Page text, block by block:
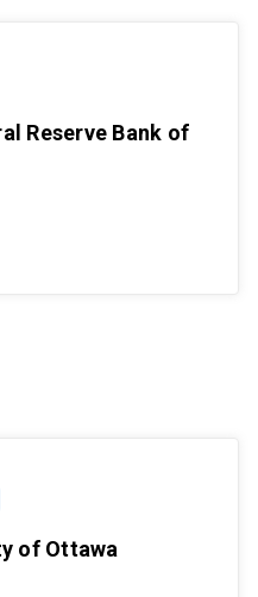
Reserve Bank of
of Ottawa